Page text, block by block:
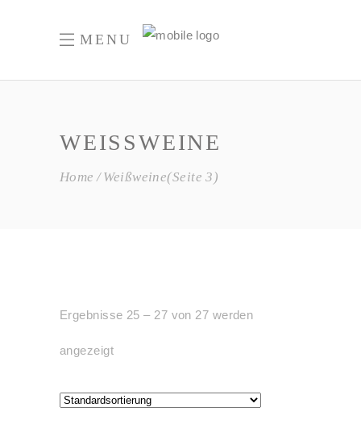
MENU
WEISSWEINE
Home Weißweine(Seite 3)
Ergebnisse 25 – 27 von 27 werden
angezeigt